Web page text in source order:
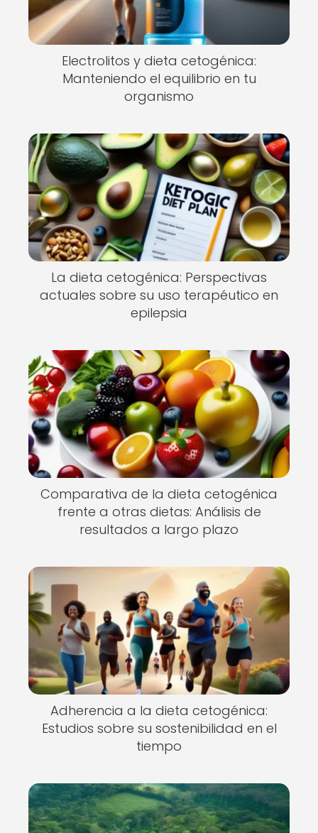
Electrolitos y dieta cetogénica:
Manteniendo el equilibrio en tu
organismo
La dieta cetogénica: Perspectivas
actuales sobre su uso terapéutico en
epilepsia
Comparativa de la dieta cetogénica
frente a otras dietas: Análisis de
resultados a largo plazo
Adherencia a la dieta cetogénica:
Estudios sobre su sostenibilidad en el
tiempo